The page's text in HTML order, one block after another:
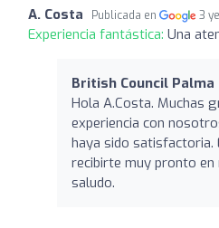
A. Costa Publicada en 3
Experiencia fantástica: Una
British Council
Hola A.Costa. Muchas
experiencia con
haya sido satisfactoria.
recibirte muy pronto en
saludo.